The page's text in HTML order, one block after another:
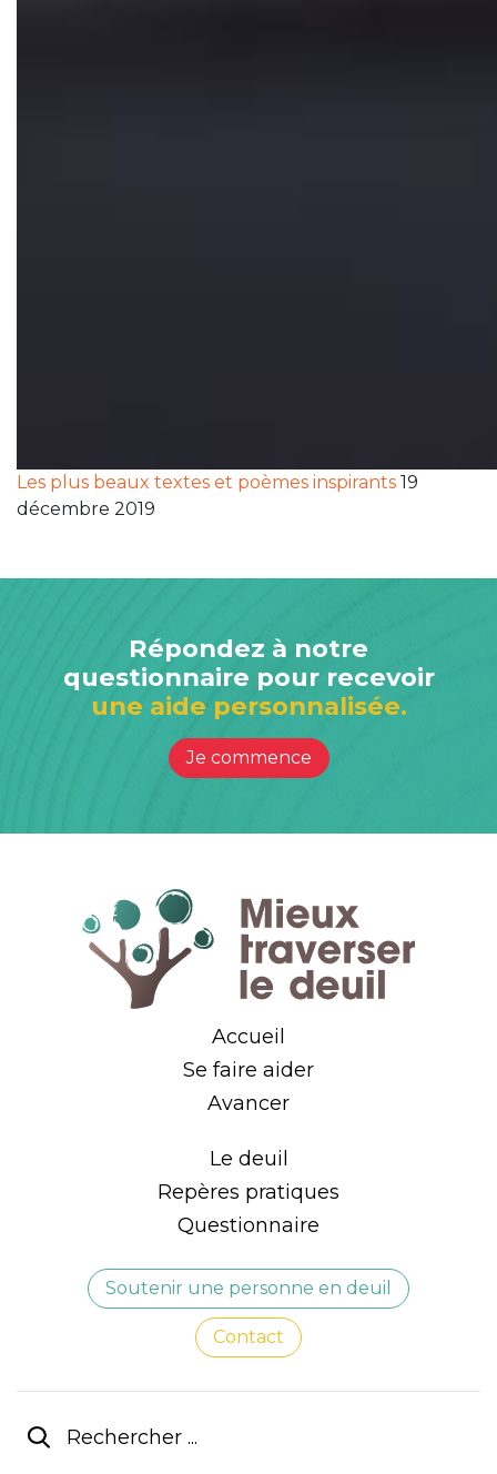
Les plus beaux textes et poèmes inspirants 19
décembre 2019
Répondez à notre
questionnaire pour recevoir
une aide personnalisée.
Je commence
Accueil
Se faire aider
Avancer
Le deuil
Repères pratiques
Questionnaire
Soutenir une personne en deuil
Contact